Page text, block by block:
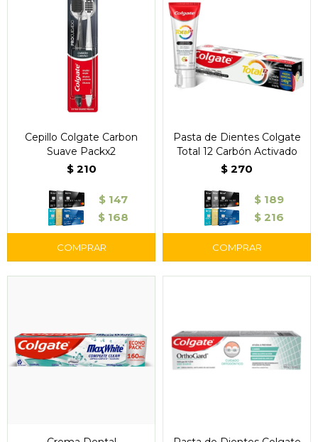
Cepillo Colgate Carbon
Suave Packx2
$ 210
$ 147
$ 168
Pasta de Dientes Colgate
Total 12 Carbón Activado
$ 270
$ 189
$ 216